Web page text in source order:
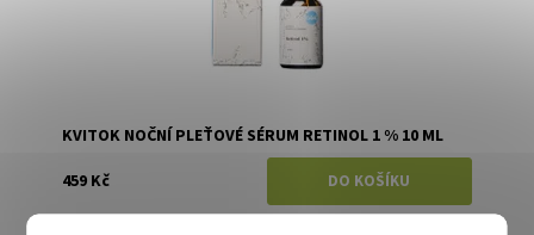
KVITOK NOČNÍ PLEŤOVÉ SÉRUM RETINOL 1 % 10 ML
459 Kč